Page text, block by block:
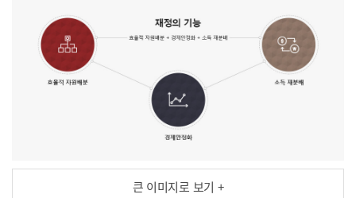
큰 이미지로 보기 +